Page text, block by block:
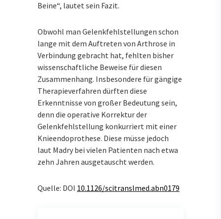
Beine“, lautet sein Fazit.
Obwohl man Gelenkfehlstellungen schon
lange mit dem Auftreten von Arthrose in
Verbindung gebracht hat, fehlten bisher
wissenschaftliche Beweise für diesen
Zusammenhang. Insbesondere für gängige
Therapieverfahren dürften diese
Erkenntnisse von großer Bedeutung sein,
denn die operative Korrektur der
Gelenkfehlstellung konkurriert mit einer
Knieendoprothese. Diese müsse jedoch
laut Madry bei vielen Patienten nach etwa
zehn Jahren ausgetauscht werden.
Quelle: DOI 10.1126/scitranslmed.abn0179